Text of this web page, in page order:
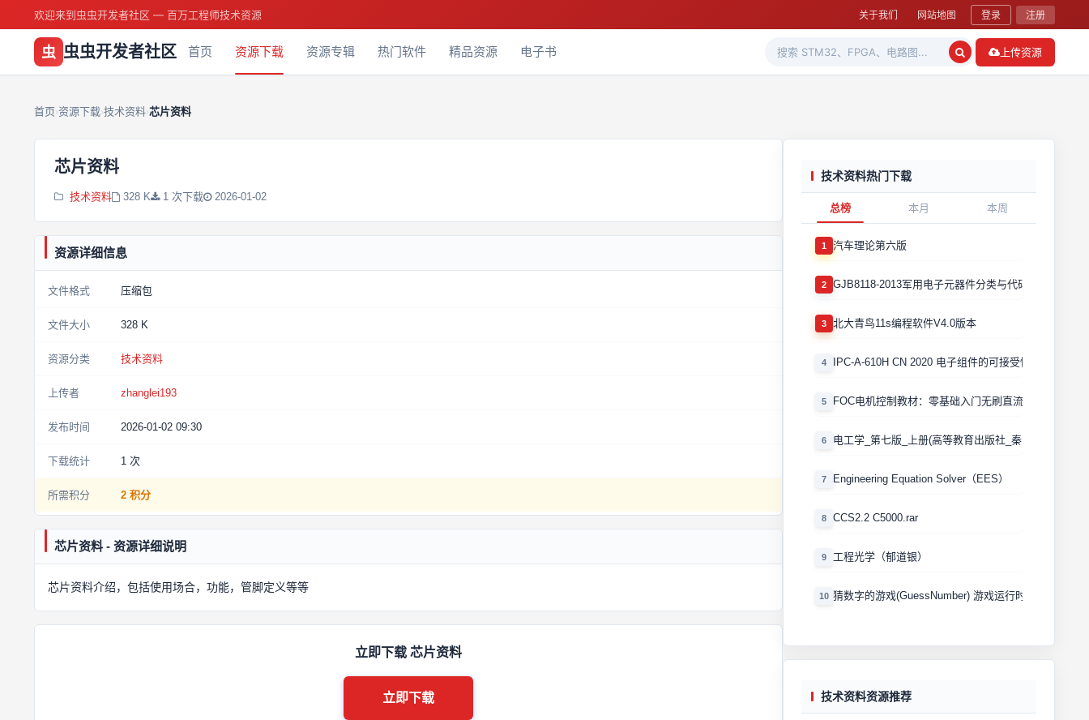
欢迎来到虫虫开发者社区 — 百万工程师技术资源 关于我们 网站地图 登录 注册
虫 虫虫开发者社区 首页 资源下载 资源专辑 热门软件 精品资源 电子书 上传资源
首页›资源下载›技术资料›芯片资料
芯片资料
技术资料 328 K 1 次下载 2026-01-02
资源详细信息
文件格式 压缩包
文件大小 328 K
资源分类 技术资料
上传者 zhanglei193
发布时间 2026-01-02 09:30
下载统计 1 次
所需积分 2 积分
芯片资料 - 资源详细说明
芯片资料介绍，包括使用场合，功能，管脚定义等等
立即下载 芯片资料
立即下载
技术资料热门下载
总榜 本月 本周
1 汽车理论第六版
2 GJB8118-2013军用电子元器件分类与代码
3 北大青鸟11s编程软件V4.0版本
4 IPC-A-610H CN 2020 电子组件的可接受性国际验收标
5 FOC电机控制教材：零基础入门无刷直流电机矢量控
6 电工学_第七版_上册(高等教育出版社_秦曾煌版)
7 Engineering Equation Solver（EES）
8 CCS2.2 C5000.rar
9 工程光学（郁道银）
10 猜数字的游戏(GuessNumber) 游戏运行时产生一个0－
技术资料资源推荐